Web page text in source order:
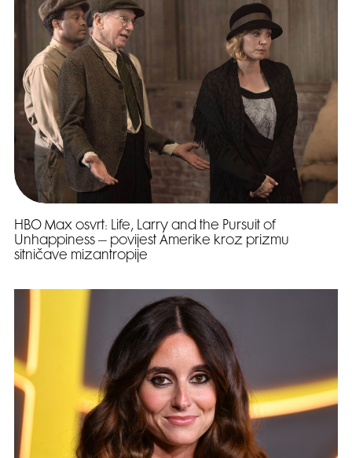
HBO Max osvrt: Life, Larry and the Pursuit of
Unhappiness – povijest Amerike kroz prizmu
sitničave mizantropije